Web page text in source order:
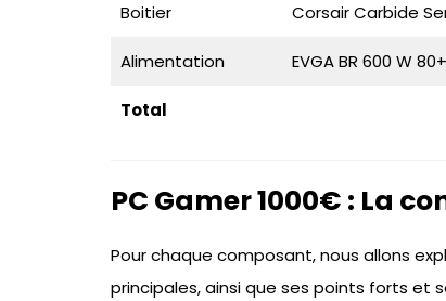
Boitier Corsair Carbide
Alimentation EVGA BR 600 W
Total
PC Gamer 1000€ : La
Pour chaque composant, nous allons
principales, ainsi que ses points forts et